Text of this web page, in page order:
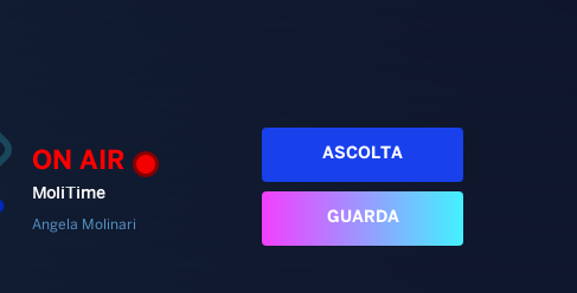
ON AIR
MoliTime
Angela Molinari
ASCOLTA
GUARDA